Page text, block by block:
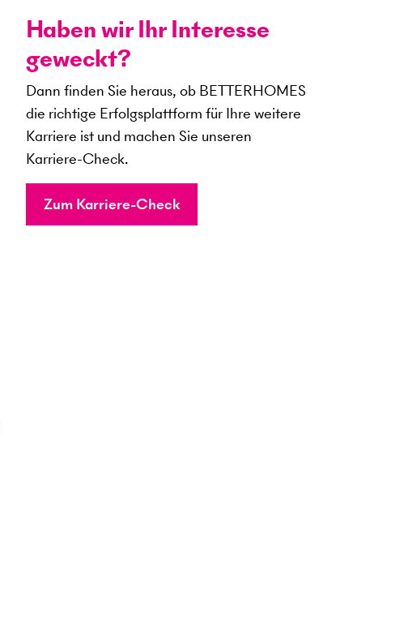
Haben wir Ihr Interesse
geweckt?
Dann finden Sie heraus, ob BETTERHOMES
die richtige Erfolgsplattform für Ihre weitere
Karriere ist und machen Sie unseren
Karriere-Check.
Zum Karriere-Check